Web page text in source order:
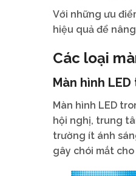
Với những ưu
hiệu quả để
Các loại
Màn hình
Màn hình LED
hội nghị, trung
trường ít ánh
gây chói mắt